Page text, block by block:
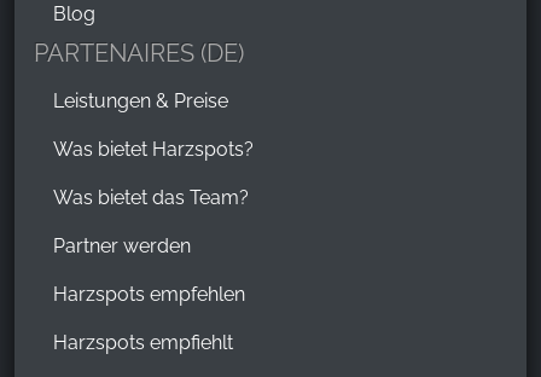
Blog
PARTENAIRES (DE)
Leistungen & Preise
Was bietet Harzspots?
Was bietet das Team?
Partner werden
Harzspots empfehlen
Harzspots empfiehlt